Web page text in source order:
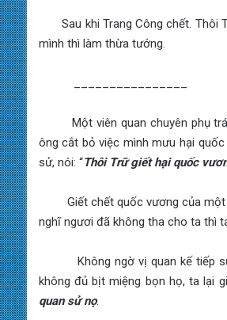
Sau khi Trang Công chết. Thôi
mình thì làm thừa tướng.
Một viên quan chuyên phụ
ông cắt bỏ việc mình mưu hại
sử, nói: “Thôi Trữ giết hại quốc
Giết chết quốc vương của một
nghĩ ngươi đã không tha cho ta thì
Không ngờ vị quan kế tiếp sự
không đủ bịt miệng bọn họ, ta lại
quan sử nọ.